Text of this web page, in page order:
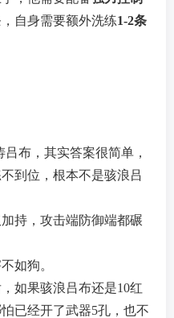
自身需要额外洗练1-2条
布，其实答案很简单，
到位，根本不是骇浪吕
持，攻击端防御端都碾
如狗。
如果骇浪吕布还是10红
已经开了武器5孔，也不